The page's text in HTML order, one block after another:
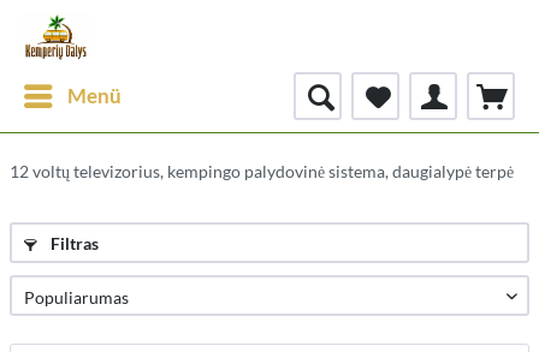
Menü
12 voltų televizorius, kempingo palydovinė sistema, daugialypė terpė
Filtras